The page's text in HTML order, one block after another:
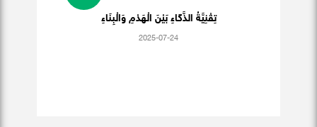
تِقْنِيَّةُ الذَّكَاءِ بَيْنَ الْهَدْمِ وَالْبِنَاءِ
2025-07-24